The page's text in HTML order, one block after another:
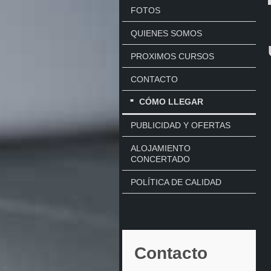
FOTOS
QUIENES SOMOS
PROXIMOS CURSOS
CONTACTO
CÓMO LLEGAR
PUBLICIDAD Y OFERTAS
ALOJAMIENTO
CONCERTADO
POLÍTICA DE CALIDAD
Contacto